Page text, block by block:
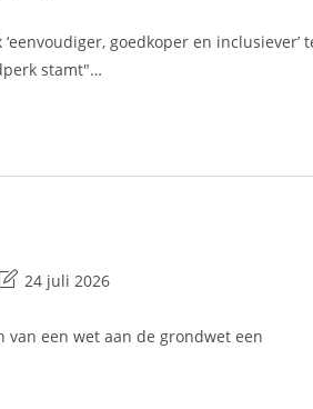
goedkoper en inclusiever’
stamt"…
24 juli 2026
een wet aan de grondwet een